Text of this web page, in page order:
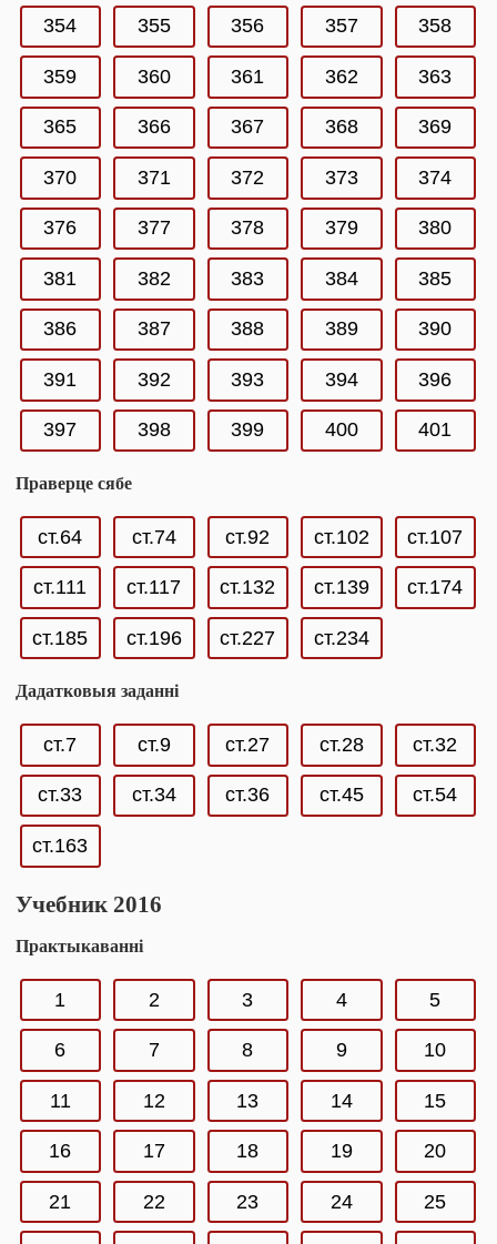
354 355 356 357 358
359 360 361 362 363
365 366 367 368 369
370 371 372 373 374
376 377 378 379 380
381 382 383 384 385
386 387 388 389 390
391 392 393 394 396
397 398 399 400 401
Праверце сябе
ст.64 ст.74 ст.92 ст.102 ст.107
ст.111 ст.117 ст.132 ст.139 ст.174
ст.185 ст.196 ст.227 ст.234
Дадатковыя заданні
ст.7 ст.9 ст.27 ст.28 ст.32
ст.33 ст.34 ст.36 ст.45 ст.54
ст.163
Учебник 2016
Практыкаванні
1 2 3 4 5
6 7 8 9 10
11 12 13 14 15
16 17 18 19 20
21 22 23 24 25